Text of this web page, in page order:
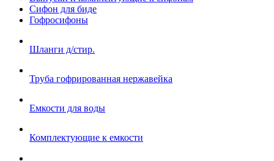
Сифон для биде
Гофросифоны
Шланги д/стир.
Труба гофрированная нержавейка
Емкости для воды
Комплектующие к емкости